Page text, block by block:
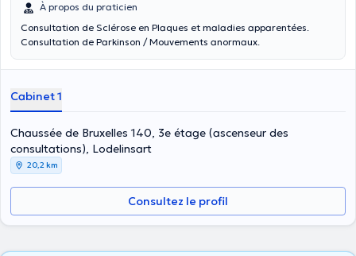
À propos du praticien
Consultation de Sclérose en Plaques et maladies apparentées.
Consultation de Parkinson / Mouvements anormaux.
Cabinet 1
Chaussée de Bruxelles 140, 3e étage (ascenseur des
consultations), Lodelinsart
20,2 km
Consultez le profil